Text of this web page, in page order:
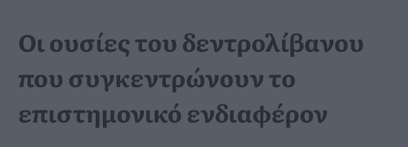
Οι ουσίες του δεντρολίβανου
που συγκεντρώνουν το
επιστημονικό ενδιαφέρον